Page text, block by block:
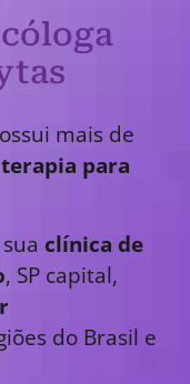
mais de
terapia para
clínica de
, SP capital,
do Brasil e